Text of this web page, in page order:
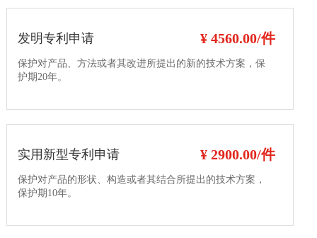
发明专利申请 ¥ 4560.00/件
保护对产品、方法或者其改进所提出的新的技术方案，保
护期20年。
实用新型专利申请 ¥ 2900.00/件
保护对产品的形状、构造或者其结合所提出的技术方案，
保护期10年。